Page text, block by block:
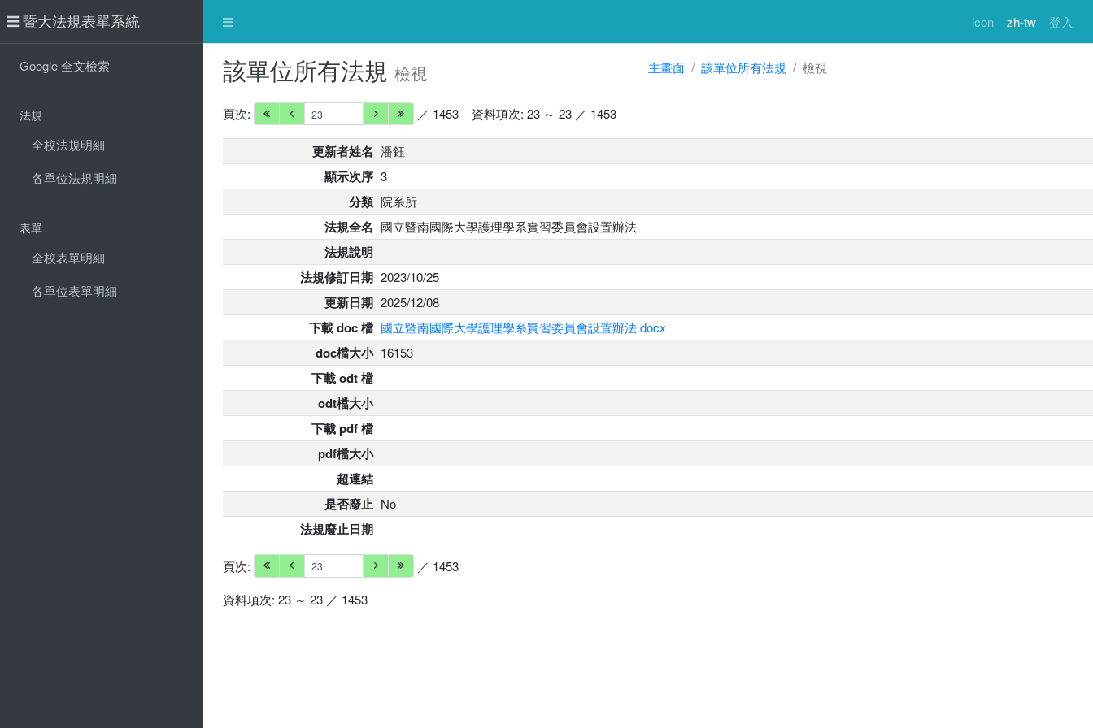
icon zh-tw 登入
暨大法規表單系統
Google 全文檢索
法規
全校法規明細
各單位法規明細
表單
全校表單明細
各單位表單明細
該單位所有法規 檢視 主畫面 該單位所有法規 檢視
頁次: ／ 1453 資料項次: 23 ～ 23 ／ 1453
更新者姓名 潘鈺
顯示次序 3
分類 院系所
法規全名 國立暨南國際大學護理學系實習委員會設置辦法
法規說明
法規修訂日期 2023/10/25
更新日期 2025/12/08
下載 doc 檔 國立暨南國際大學護理學系實習委員會設置辦法.docx
doc檔大小 16153
下載 odt 檔
odt檔大小
下載 pdf 檔
pdf檔大小
超連結
是否廢止 No
法規廢止日期
頁次:
／ 1453
資料項次: 23 ～ 23 ／ 1453